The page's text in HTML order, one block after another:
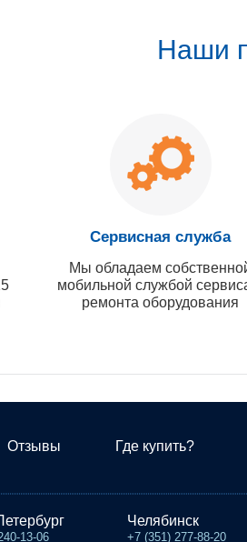
Наши
Сервисная служба
Мы обладаем
мобильной службой
ремонта оборудования
Отзывы Где купить?
13-06
Челябинск
+7 (351) 277-88-20